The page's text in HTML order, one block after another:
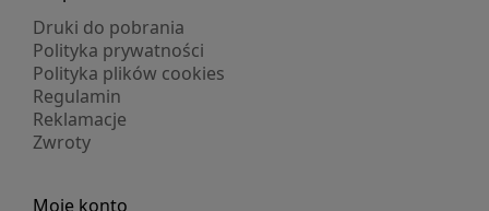
Druki do pobrania
Polityka prywatności
Polityka plików cookies
Regulamin
Reklamacje
Zwroty
Moje konto